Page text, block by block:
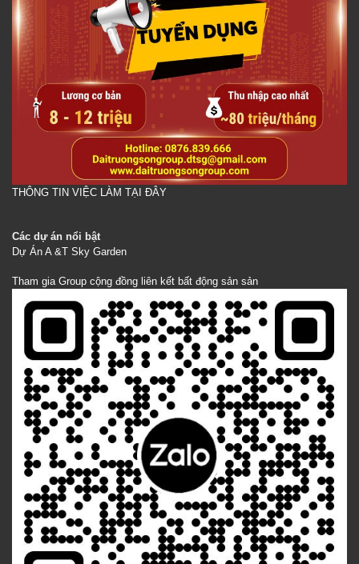
THÔNG TIN VIỆC LÀM TẠI ĐÂY
Các dự án nổi bật
Dự Án A &T Sky Garden
Tham gia Group cộng đồng liên kết bất động sản sản